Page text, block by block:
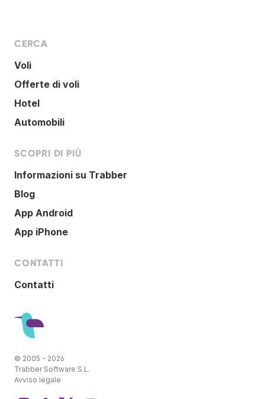
CERCA
Voli
Offerte di voli
Hotel
Automobili
SCOPRI DI PIÙ
Informazioni su Trabber
Blog
App Android
App iPhone
CONTATTI
Contatti
© 2005 - 2026
Trabber Software S.L.
Avviso legale